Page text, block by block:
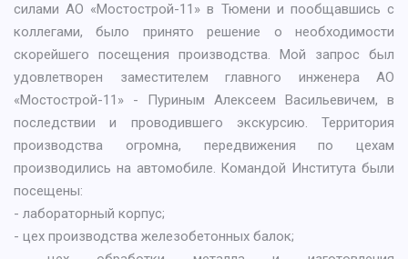
силами АО «Мостострой-11» в Тюмени и пообщавшись с
коллегами, было принято решение о необходимости
скорейшего посещения производства. Мой запрос был
удовлетворен заместителем главного инженера АО
«Мостострой-11» - Пуриным Алексеем Васильевичем, в
последствии и проводившего экскурсию. Территория
производства огромна, передвижения по цехам
производились на автомобиле. Командой Института были
посещены:
- лабораторный корпус;
- цех производства железобетонных балок;